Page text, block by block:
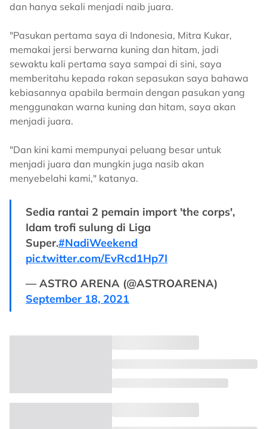
dan hanya sekali menjadi naib juara.
"Pasukan pertama saya di Indonesia, Mitra Kukar,
memakai jersi berwarna kuning dan hitam, jadi
sewaktu kali pertama saya sampai di sini, saya
memberitahu kepada rakan sepasukan saya bahawa
kebiasannya apabila bermain dengan pasukan yang
menggunakan warna kuning dan hitam, saya akan
menjadi juara.
"Dan kini kami mempunyai peluang besar untuk
menjadi juara dan mungkin juga nasib akan
menyebelahi kami," katanya.
Sedia rantai 2 pemain import 'the corps',
Idam trofi sulung di Liga
Super.#NadiWeekend
pic.twitter.com/EvRcd1Hp7I
— ASTRO ARENA (@ASTROARENA)
September 18, 2021